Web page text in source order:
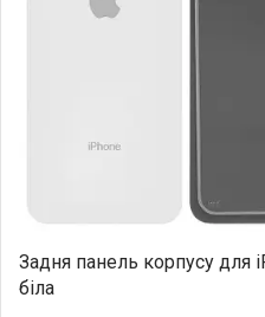
Задня панель корпусу для
біла